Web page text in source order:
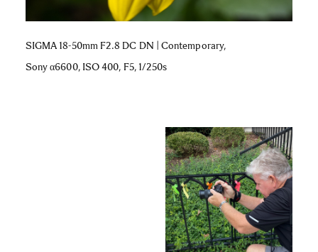
SIGMA 18-50mm F2.8 DC DN | Contemporary,
Sony α6600, ISO 400, F5, 1/250s